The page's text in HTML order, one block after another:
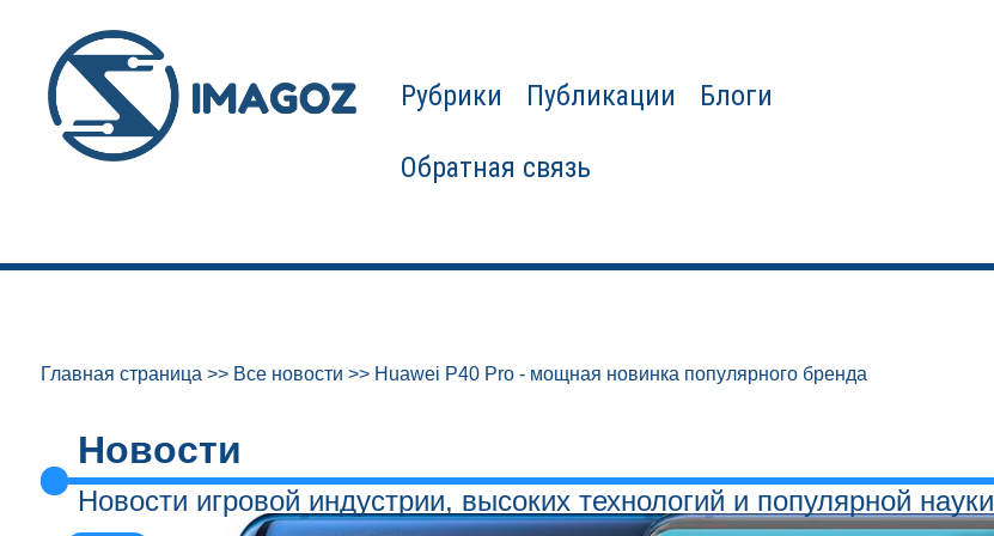
Рубрики Публикации Блоги
Обратная связь
Главная страница >> Все новости >> Huawei P40 Pro - мощная новинка популярного бренда
Новости
Новости игровой индустрии, высоких технологий и популярной науки